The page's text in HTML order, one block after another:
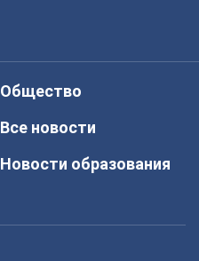
Общество
Все новости
Новости образования